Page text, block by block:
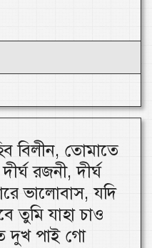
বিলীন, তোমাতে
রজনী, দীর্ঘ
ভালোবাস, যদি
তুমি যাহা চাও
দুখ পাই গো